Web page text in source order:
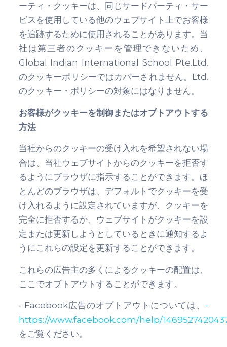
ーティ・クッキーは、同じサードパーティ・サー
ビスを使用している他のウェブサイト上でお客様
を追跡するために使用されることがあります。当
社は第三者のクッキーを管理できないため、
Global Indian International School Pte.Ltd.
のクッキーポリシーではカバーされません。Ltd.
のクッキー・ポリシーの対象にはなりません。
お客様がクッキーを制御またはオプトアウトする
方法
当社からのクッキーの受け入れを希望されない場
合は、当社ウェブサイトからのクッキーを拒否す
るようにブラウザに指示することができます。ほ
とんどのブラウザは、デフォルトでクッキーを受
け入れるように設定されていますが、クッキーを
完全に拒否するか、ウェブサイトがクッキーを設
定または更新しようとしているときに通知するよ
うにこれらの設定を更新することができます。
これらの広告主の多くによるクッキーの配置は、
ここでオプトアウトすることができます。
- Facebook広告のオプトアウトについては、 -
https://www.facebook.com/help/
をご覧ください。